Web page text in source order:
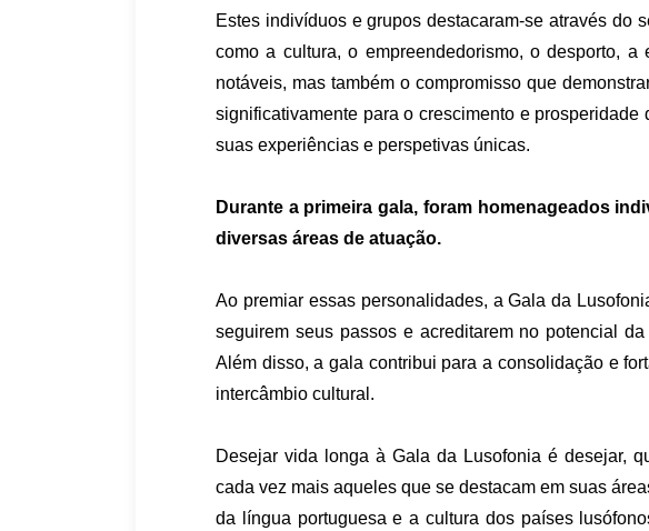
Estes indivíduos e grupos destacaram-se através do
como a cultura, o empreendedorismo, o desporto,
notáveis, mas também o compromisso que
significativamente para o crescimento e
suas experiências e perspetivas únicas.
Durante a primeira gala, foram homenageados
diversas áreas de atuação.
Ao premiar essas personalidades, a Gala da
seguirem seus passos e acreditarem no potencial
Além disso, a gala contribui para a consolidação e
intercâmbio cultural.
Desejar vida longa à Gala da Lusofonia é desejar,
cada vez mais aqueles que se destacam em suas
da língua portuguesa e a cultura dos países